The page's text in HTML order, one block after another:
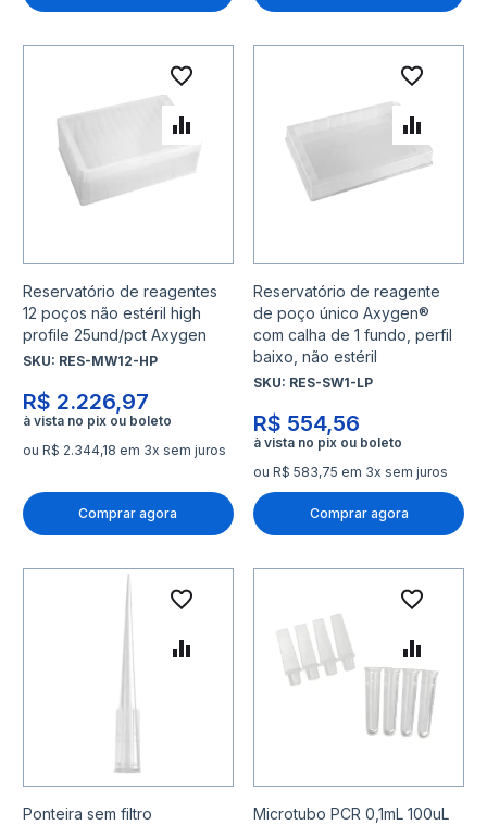
Reservatório de reagentes
12 poços não estéril high
profile 25und/pct Axygen
SKU: RES-MW12-HP
R$ 2.226,97
ou R$ 2.344,18 em 3x sem juros
Comprar agora
Adicionar à lista de
Adicionar para Comparar
Reservatório de reagente
de poço único Axygen®
com calha de 1 fundo, perfil
baixo, não estéril
SKU: RES-SW1-LP
R$ 554,56
ou R$ 583,75 em 3x sem juros
Comprar agora
Ponteira sem filtro
Adicionar à lista de
Adicionar para Comparar
Microtubo PCR 0,1mL 100uL